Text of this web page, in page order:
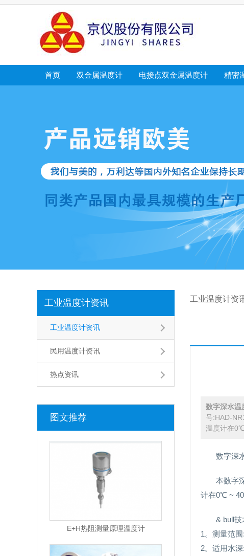
首页 双金属温度计 电接点双金属温度计 精密
工业温度计资讯
工业温度计资讯
民用温度计资讯
热点资讯
图文推荐
E+H热阻测量原理温度计
工业温度计资
数字深水温
号:HAD-
温度计在
数字深
本数字
计在0℃ ~
& bull技
1。测量范
2。适用水